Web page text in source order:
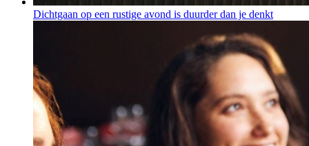
Dichtgaan op een rustige avond is duurder dan je denkt